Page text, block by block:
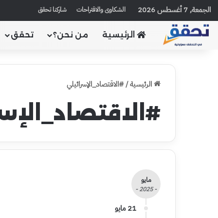
الجمعة, 7 أغسطس 2026 الشكاوى والاقتراحات شاركنا تحقق
الرئيسية من نحن؟ تحقق
الرئيسية/#الاقتصاد_الإسرائيلي
مايو
- 2025 -
21 مايو